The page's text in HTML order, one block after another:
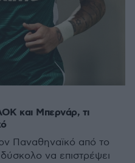
και Μπερνάρ, τι
Παναθηναϊκό από το
να επιστρέψει